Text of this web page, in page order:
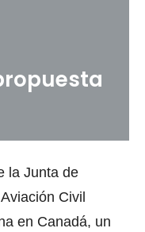
la Junta de
Civil
en Canadá, un